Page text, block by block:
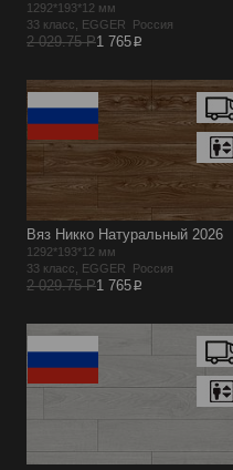
1292*193*12 мм
33 класс, EGGER Россия
2 029.75 Р1 765p
Вяз Никко Натуральный 2026
1292*193*12 мм
33 класс, EGGER Россия
2 029.75 Р1 765p